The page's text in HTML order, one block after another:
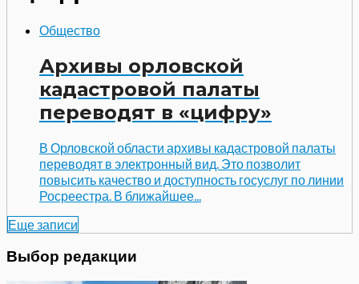
Общество
Архивы орловской
кадастровой палаты
переводят в «цифру»
В Орловской области архивы кадастровой палаты
переводят в электронный вид. Это позволит
повысить качество и доступность госуслуг по линии
Росреестра. В ближайшее...
Еще записи
Выбор редакции